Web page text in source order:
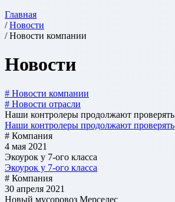
Главная
/Новости
/ Новости компании
Новости
# Новости компании
# Новости отрасли
Наши контролеры продолжают проверять
Наши контролеры продолжают проверять
# Компания
4 мая 2021
Экоурок у 7-ого класса
Экоурок у 7-ого класса
# Компания
30 апреля 2021
Новый мусоровоз Мерседес